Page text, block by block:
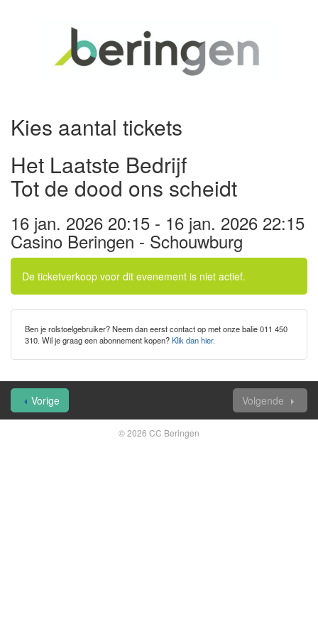
Kies aantal tickets
Het Laatste Bedrijf
Tot de dood ons scheidt
16 jan. 2026 20:15 - 16 jan. 2026 22:15
Casino Beringen - Schouwburg
De ticketverkoop voor dit evenement is niet actief.
Ben je rolstoelgebruiker? Neem dan eerst contact op met onze balie 011 450
310. Wil je graag een abonnement kopen?Klik dan hier.
Vorige Volgende
© 2026 CC Beringen